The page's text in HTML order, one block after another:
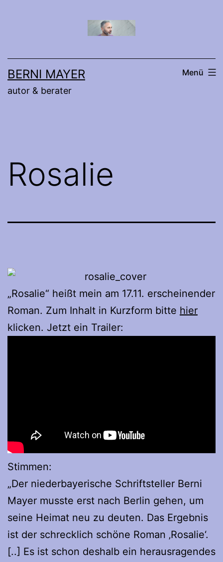
BERNI MAYER
autor & berater
Menü
Rosalie
„Rosalie“ heißt mein am 17.11. erscheinender
Roman. Zum Inhalt in Kurzform bitte hier
klicken. Jetzt ein Trailer:
Stimmen:
„Der niederbayerische Schriftsteller Berni
Mayer musste erst nach Berlin gehen, um
seine Heimat neu zu deuten. Das Ergebnis
ist der schrecklich schöne Roman ‚Rosalie‘.
[..] Es ist schon deshalb ein herausragendes